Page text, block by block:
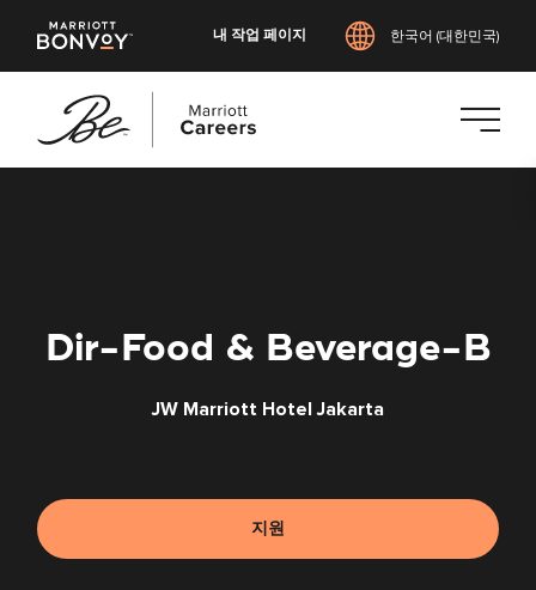
내 작업 페이지 한국어 (대한민국)
Dir-Food & Beverage-B
JW Marriott Hotel Jakarta
지원